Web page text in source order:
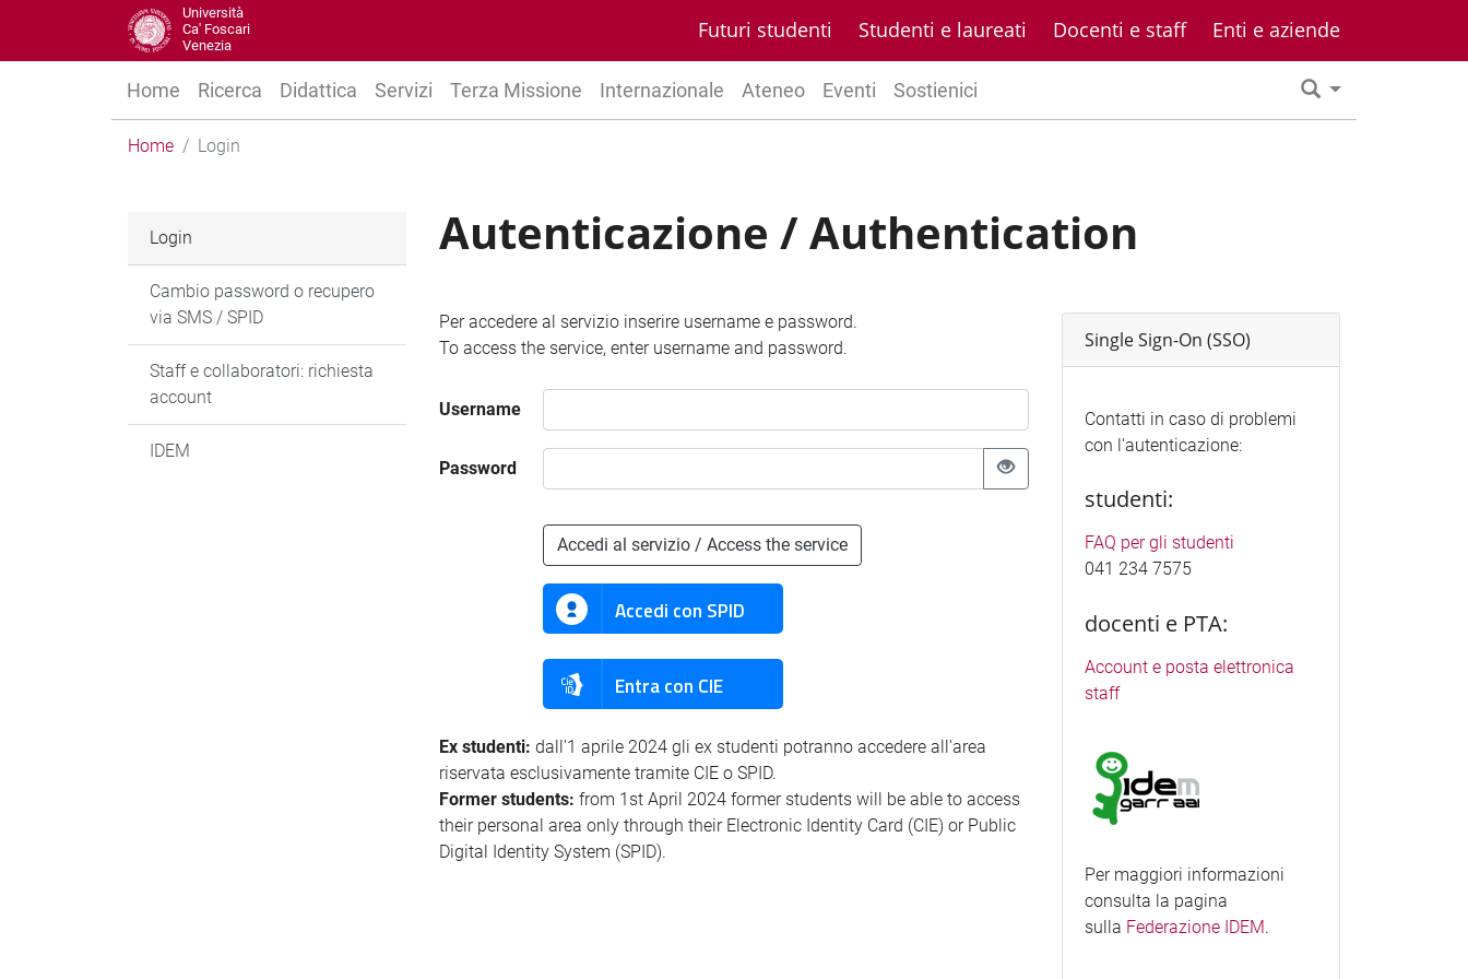
Università
Ca' Foscari
Venezia
Futuri studenti Studenti e laureati Docenti e staff Enti e aziende
Home Ricerca Didattica Servizi Terza Missione Internazionale Ateneo Eventi Sostienici
Home Login
Autenticazione / Authentication
Per accedere al servizio inserire username e password.
To access the service, enter username and password.
Username
Password
Accedi al servizio / Access the service
Accedi con SPID
Entra con CIE
Ex studenti: dall'1 aprile 2024 gli ex studenti potranno accedere all'area
riservata esclusivamente tramite CIE o SPID.
Former students: from 1st April 2024 former students will be able to access
their personal area only through their Electronic Identity Card (CIE) or Public
Digital Identity System (SPID).
Single Sign-On (SSO)
Contatti in caso di problemi
con l'autenticazione:
studenti:
FAQ per gli studenti
041 234 7575
docenti e PTA:
Account e posta elettronica
staff
Per maggiori informazioni
consulta la pagina
sulla Federazione IDEM.
Login
Cambio password o recupero
via SMS / SPID
Staff e collaboratori: richiesta
account
IDEM